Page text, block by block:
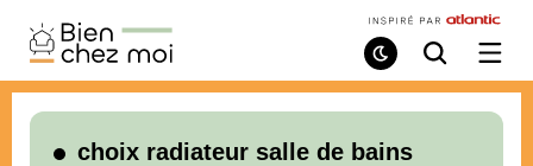
Bien
Chez
Moi
Mode
de
Recherche
/
le
choix radiateur salle de bains